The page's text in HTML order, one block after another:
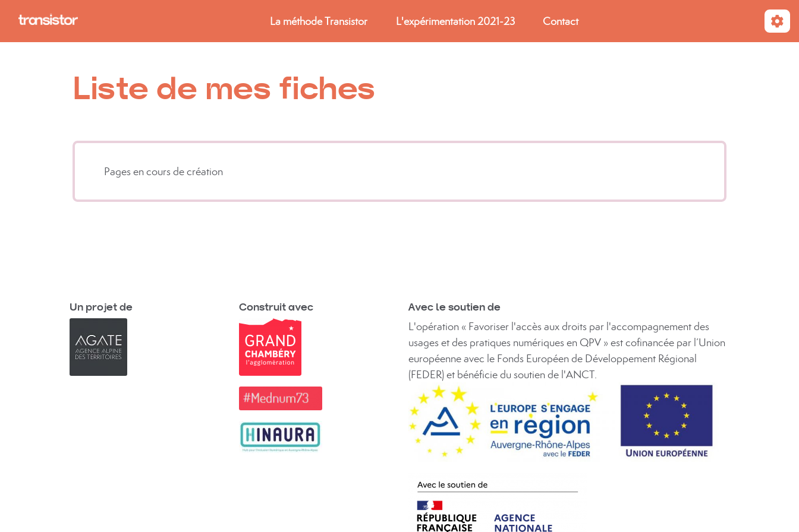
La méthode Transistor L'expérimentation 2021-23 Contact
Liste de mes fiches
Pages en cours de création
Un projet de Construit avec Avec le soutien de
L'opération « Favoriser l'accès aux droits par l'accompagnement des
usages et des pratiques numériques en QPV » est cofinancée par l’Union
européenne avec le Fonds Européen de Développement Régional
(FEDER) et bénéficie du soutien de l'ANCT.